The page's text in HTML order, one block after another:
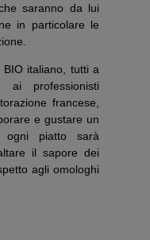
saranno da lui
in particolare le
BIO italiano, tutti a
professionisti
francese,
e gustare un
ogni piatto sarà
il sapore dei
agli omologhi